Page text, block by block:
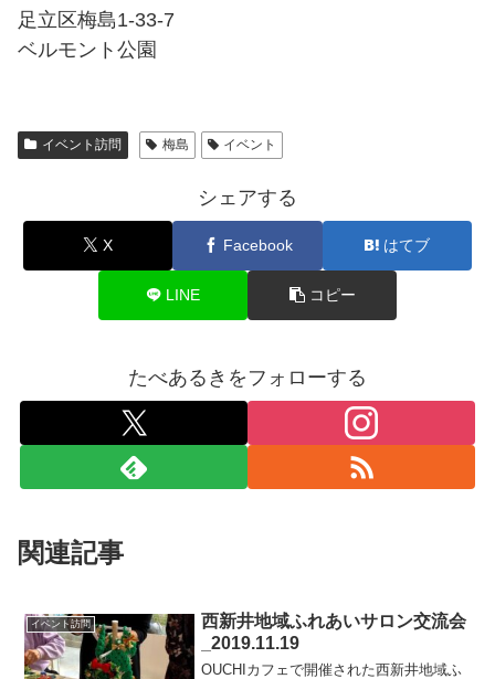
足立区梅島1-33-7
ベルモント公園
イベント訪問 梅島 イベント
シェアする
X Facebook はてブ
LINE コピー
たべあるきをフォローする
関連記事
イベント訪問
西新井地域ふれあいサロン交流会
_2019.11.19
OUCHIカフェで開催された西新井地域ふ